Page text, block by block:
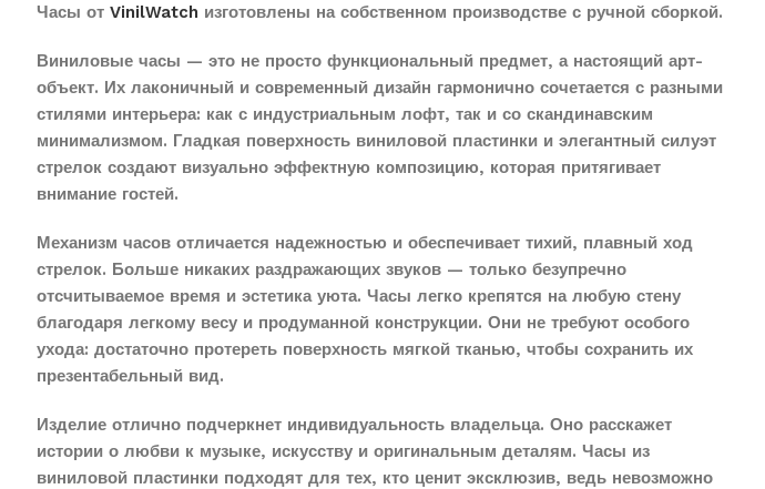
Часы от VinilWatch изготовлены на собственном производстве с ручной сборкой.
Виниловые часы — это не просто функциональный предмет, а настоящий арт-
объект. Их лаконичный и современный дизайн гармонично сочетается с разными
стилями интерьера: как с индустриальным лофт, так и со скандинавским
минимализмом. Гладкая поверхность виниловой пластинки и элегантный силуэт
стрелок создают визуально эффектную композицию, которая притягивает
внимание гостей.
Механизм часов отличается надежностью и обеспечивает тихий, плавный ход
стрелок. Больше никаких раздражающих звуков — только безупречно
отсчитываемое время и эстетика уюта. Часы легко крепятся на любую стену
благодаря легкому весу и продуманной конструкции. Они не требуют особого
ухода: достаточно протереть поверхность мягкой тканью, чтобы сохранить их
презентабельный вид.
Изделие отлично подчеркнет индивидуальность владельца. Оно расскажет
истории о любви к музыке, искусству и оригинальным деталям. Часы из
виниловой пластинки подходят для тех, кто ценит эксклюзив, ведь невозможно